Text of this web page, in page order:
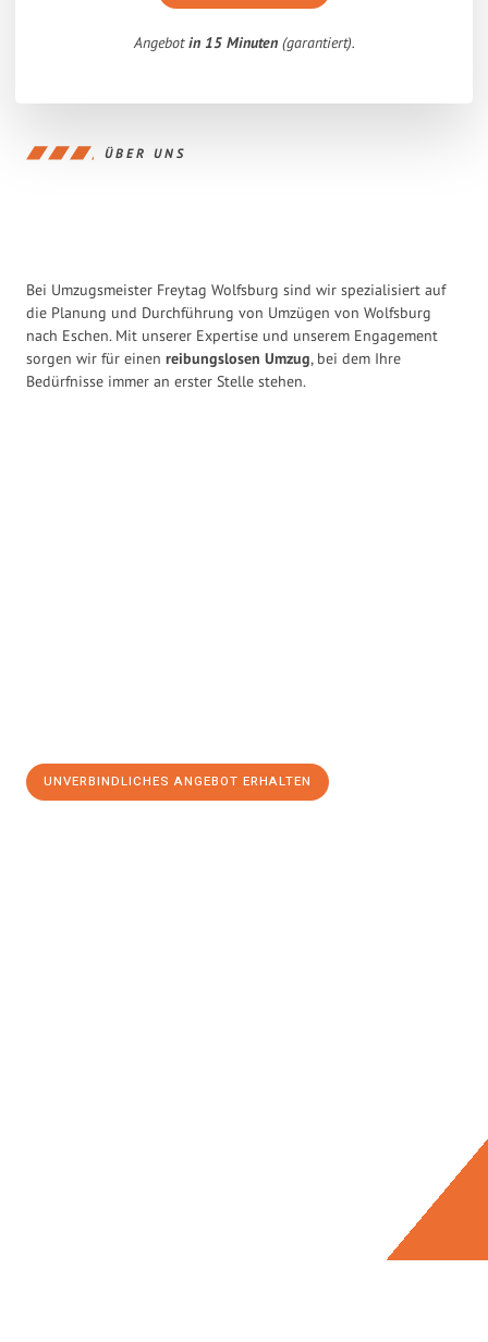
Angebotin 15 Minuten(garantiert).
ÜBER UNS
Bei Umzugsmeister Freytag Wolfsburg sind wir spezialisiert auf
die Planung und Durchführung von Umzügen von Wolfsburg
nach Eschen. Mit unserer Expertise und unserem Engagement
sorgen wir für einen reibungslosen Umzug, bei dem Ihre
Bedürfnisse immer an erster Stelle stehen.
UNVERBINDLICHES ANGEBOT ERHALTEN